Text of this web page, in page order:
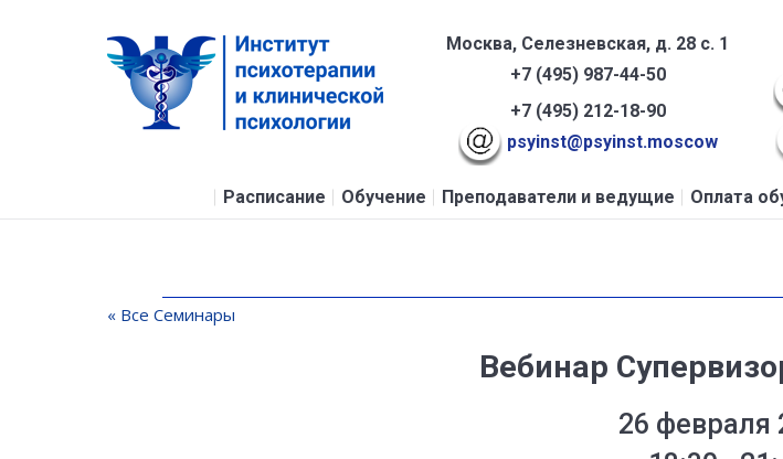
Москва, Селезневская, д. 28 с. 1
+7 (495) 987-44-50
+7 (495) 212-18-90
psyinst@psyinst.moscow
Расписание Обучение Преподаватели и ведущие Оплата
« Все Семинары
Вебинар
26 февраля